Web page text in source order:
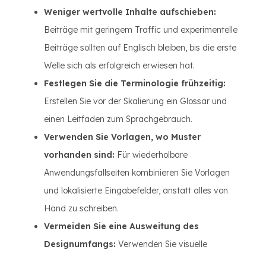
Weniger wertvolle Inhalte aufschieben:
Beiträge mit geringem Traffic und experimentelle
Beiträge sollten auf Englisch bleiben, bis die erste
Welle sich als erfolgreich erwiesen hat.
Festlegen Sie die Terminologie frühzeitig:
Erstellen Sie vor der Skalierung ein Glossar und
einen Leitfaden zum Sprachgebrauch.
Verwenden Sie Vorlagen, wo Muster
vorhanden sind: Für wiederholbare
Anwendungsfallseiten kombinieren Sie Vorlagen
und lokalisierte Eingabefelder, anstatt alles von
Hand zu schreiben.
Vermeiden Sie eine Ausweitung des
Designumfangs: Verwenden Sie visuelle